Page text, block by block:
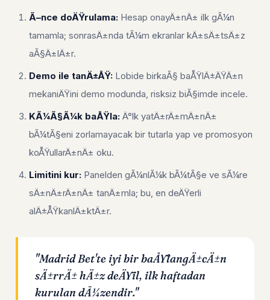
Ã–nce doÄŸrulama: Hesap onayÄ±nÄ± ilk gÃ¼n
tamamla; sonrasÄ±nda tÃ¼m ekranlar kÄ±sÄ±tsÄ±z
aÃ§Ä±lÄ±r.
Demo ile tanÄ±ÅŸ: Lobide birkaÃ§ baÅŸlÄ±ÄŸÄ±n
mekaniÄŸini demo modunda, risksiz biÃ§imde incele.
KÃ¼Ã§Ã¼k baÅŸla: Ä°lk yatÄ±rÄ±mÄ±nÄ±
bÃ¼tÃ§eni zorlamayacak bir tutarla yap ve promosyon
koÅŸullarÄ±nÄ± oku.
Limitini kur: Panelden gÃ¼nlÃ¼k bÃ¼tÃ§e ve sÃ¼re
sÄ±nÄ±rÄ±nÄ± tanÄ±mla; bu, en deÄŸerli
alÄ±ÅŸkanlÄ±ktÄ±r.
"Madrid Bet'te iyi bir baÅŸlangÄ±cÄ±n
sÄ±rrÄ± hÄ±z deÄŸil, ilk haftadan
kurulan dÃ¼zendir."